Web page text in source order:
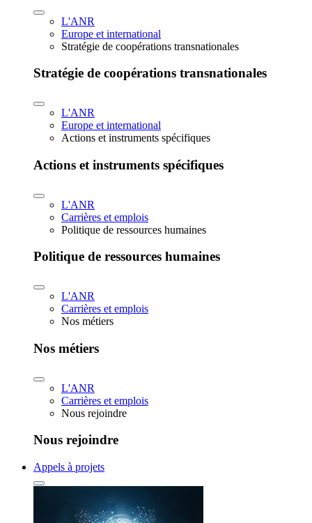
L'ANR
Europe et international
Stratégie de coopérations transnationales
Stratégie de coopérations transnationales
L'ANR
Europe et international
Actions et instruments spécifiques
Actions et instruments spécifiques
L'ANR
Carrières et emplois
Politique de ressources humaines
Politique de ressources humaines
L'ANR
Carrières et emplois
Nos métiers
Nos métiers
L'ANR
Carrières et emplois
Nous rejoindre
Nous rejoindre
Appels à projets